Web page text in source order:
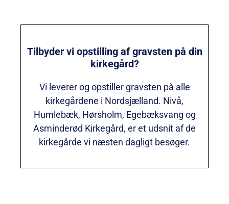
Tilbyder vi opstilling af gravsten på din
kirkegård?
Vi leverer og opstiller gravsten på alle
kirkegårdene i Nordsjælland. Nivå,
Humlebæk, Hørsholm, Egebæksvang og
Asminderød Kirkegård, er et udsnit af de
kirkegårde vi næsten dagligt besøger.